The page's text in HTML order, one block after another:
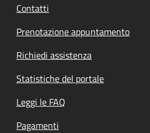
Contatti
Prenotazione appuntamento
Richiedi assistenza
Statistiche del portale
Leggi le FAQ
Pagamenti